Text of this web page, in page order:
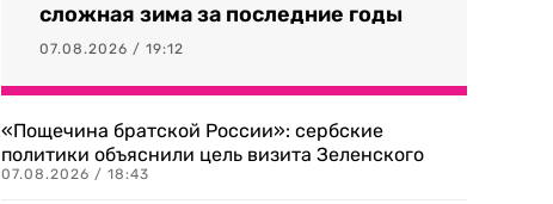
сложная зима за последние годы
07.08.2026 / 19:12
«Пощечина братской России»: сербские
политики объяснили цель визита Зеленского
07.08.2026 / 18:43